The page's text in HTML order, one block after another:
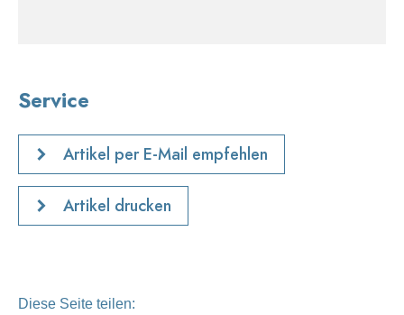
Service
Artikel per E-Mail empfehlen
Artikel drucken
Diese Seite teilen: